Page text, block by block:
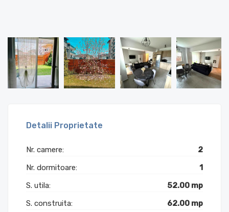
Detalii Proprietate
Nr. camere:
2
Nr. dormitoare:
1
S. utila:
52.00 mp
S. construita:
62.00 mp